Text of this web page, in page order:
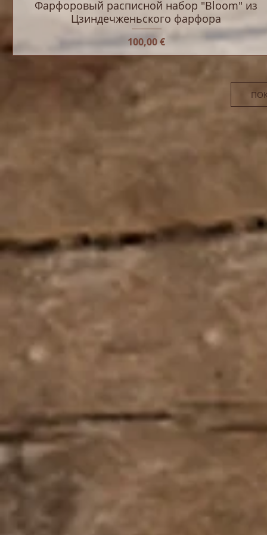
Фарфоровый расписной набор "Bloom" из
Цзиндечженьского фарфора
Цена
100,00 €